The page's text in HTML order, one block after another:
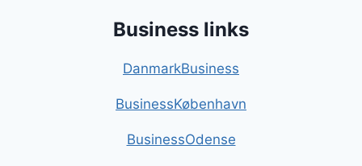
Business links
DanmarkBusiness
BusinessKøbenhavn
BusinessOdense